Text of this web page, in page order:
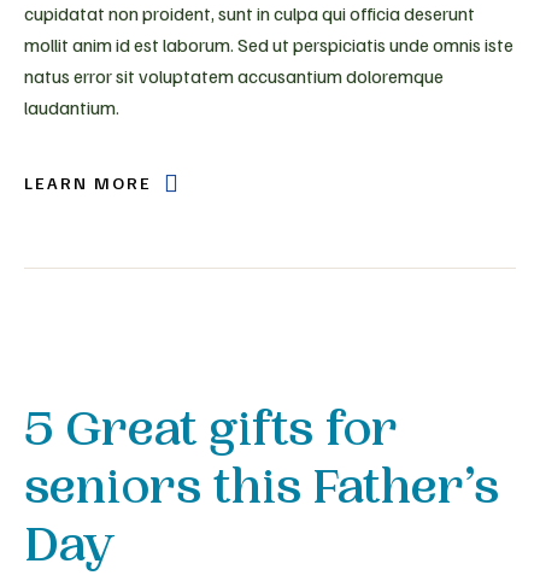
cupidatat non proident, sunt in culpa qui officia deserunt
mollit anim id est laborum. Sed ut perspiciatis unde omnis iste
natus error sit voluptatem accusantium doloremque
laudantium.
LEARN MORE
5 Great gifts for
seniors this Father’s
Day